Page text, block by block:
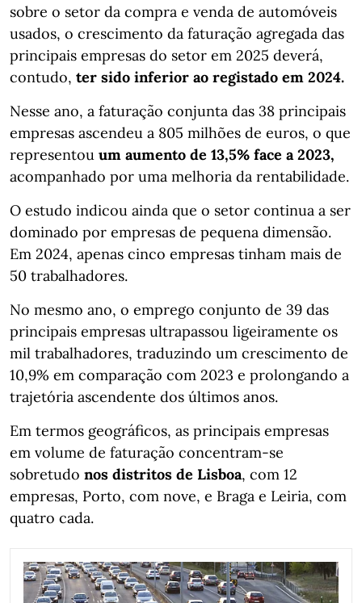
sobre o setor da compra e venda de automóveis
usados, o crescimento da faturação agregada das
principais empresas do setor em 2025 deverá,
contudo, ter sido inferior ao registado em 2024.
Nesse ano, a faturação conjunta das 38 principais
empresas ascendeu a 805 milhões de euros, o que
representou um aumento de 13,5% face a 2023,
acompanhado por uma melhoria da rentabilidade.
O estudo indicou ainda que o setor continua a ser
dominado por empresas de pequena dimensão.
Em 2024, apenas cinco empresas tinham mais de
50 trabalhadores.
No mesmo ano, o emprego conjunto de 39 das
principais empresas ultrapassou ligeiramente os
mil trabalhadores, traduzindo um crescimento de
10,9% em comparação com 2023 e prolongando a
trajetória ascendente dos últimos anos.
Em termos geográficos, as principais empresas
em volume de faturação concentram-se
sobretudo nos distritos de Lisboa, com 12
empresas, Porto, com nove, e Braga e Leiria, com
quatro cada.